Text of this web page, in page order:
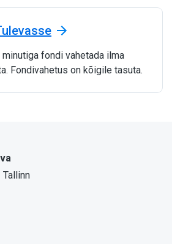
fondi vahetada ilma
Fondivahetus on kõigile tasuta.